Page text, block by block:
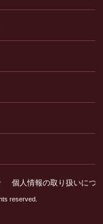
個人情報の取り扱いにつ
reserved.